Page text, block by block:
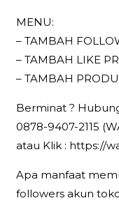
MENU:
– TAMBAH
– TAMBAH LIKE
– TAMBAH
Berminat ?
0878-9407-2115
atau Klik : https://
Apa manfaat
followers akun